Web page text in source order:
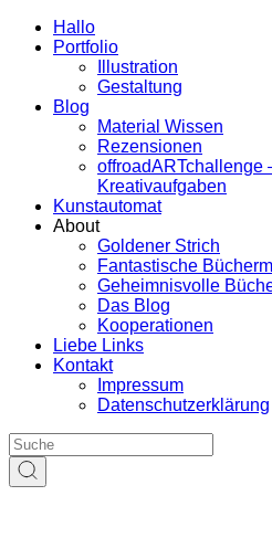
Hallo
Portfolio
Illustration
Gestaltung
Blog
Material Wissen
Rezensionen
offroadARTchallenge
Kreativaufgaben
Kunstautomat
About
Goldener Strich
Fantastische
Geheimnisvolle
Das Blog
Kooperationen
Liebe Links
Kontakt
Impressum
Datenschutzerklärung